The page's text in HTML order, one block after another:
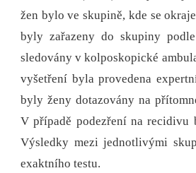
žen bylo ve skupině, kde se
byly zařazeny do skupiny
sledovány v kolposkopické
vyšetření byla provedena
byly ženy dotazovány na
V případě podezření na
Výsledky mezi jednotlivými
exaktního testu.